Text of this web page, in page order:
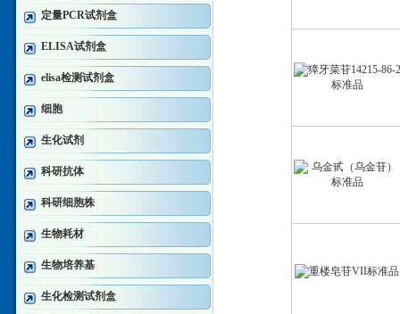
定量PCR试剂盒
ELISA试剂盒
elisa检测试剂盒
细胞
生化试剂
科研抗体
科研细胞株
生物耗材
生物培养基
生化检测试剂盒